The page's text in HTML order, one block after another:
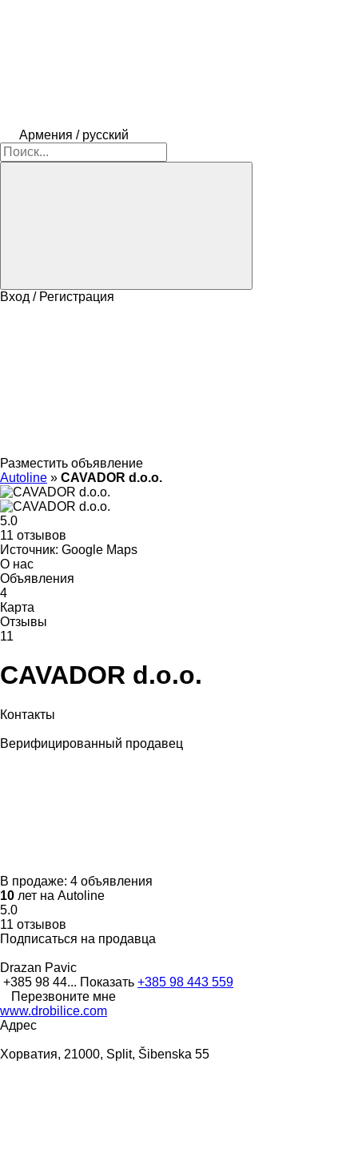
Армения / русский
Вход / Регистрация
Разместить объявление
Autoline » CAVADOR d.o.o.
5.0
11 отзывов
Источник: Google Maps
О нас
Объявления
4
Карта
Отзывы
11
CAVADOR d.o.o.
Контакты
Верифицированный продавец
В продаже: 4 объявления
10 лет на Autoline
5.0
11 отзывов
Подписаться на продавца
Drazan Pavic
+385 98 44... Показать +385 98 443 559
Перезвоните мне
www.drobilice.com
Адрес
Хорватия, 21000, Split, Šibenska 55